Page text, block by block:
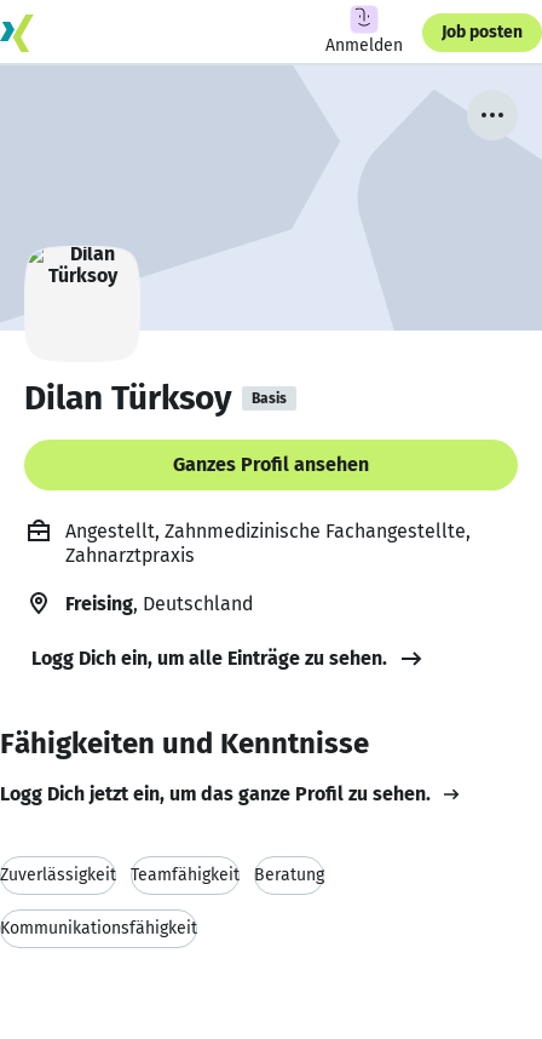
Anmelden
Job posten
Dilan Türksoy Basis
Ganzes Profil ansehen
Angestellt, Zahnmedizinische Fachangestellte,
Zahnarztpraxis
Freising, Deutschland
Logg Dich ein, um alle Einträge zu sehen.
Fähigkeiten und Kenntnisse
Logg Dich jetzt ein, um das ganze Profil zu sehen.
Zuverlässigkeit Teamfähigkeit Beratung
Kommunikationsfähigkeit